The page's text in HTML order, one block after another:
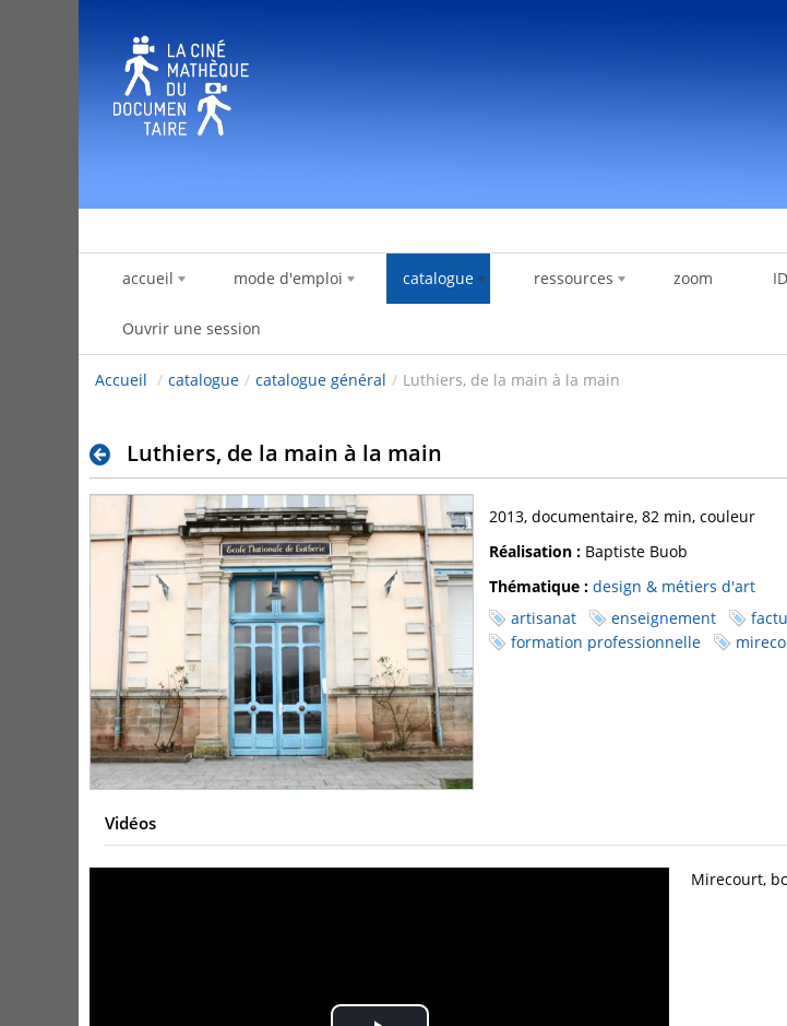
accueil mode d'emploi catalogue ressources zoom
Ouvrir une session
Accueil / catalogue / catalogue général / Luthiers, de la main à la main
Luthiers, de la main à la main
2013, documentaire, 82 min, couleur
Réalisation : Baptiste Buob
Thématique : design & métiers d'art
artisanat
enseignement
formation professionnelle
Vidéos
Mirecourt,